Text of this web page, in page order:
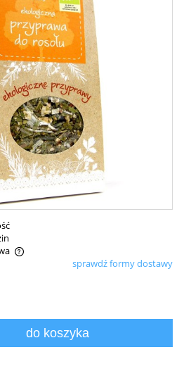
kosztów płatności
sprawdź formy dostawy
do koszyka